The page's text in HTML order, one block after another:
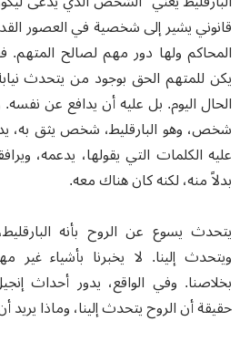
قانوني يشير إلى شخصية في العصور
المحاكم ولها دور مهم لصالح المتهم.
يكن للمتهم الحق بوجود من يتحدث
الحال اليوم. بل عليه أن يدافع عن
شخص، وهو البارقليط، شخص يثق به،
عليه الكلمات التي يقولها، يدعمه،
بدلاً منه، لكنه كان هناك معه.
يتحدث يسوع عن الروح بأنه
ويتحدث إلينا. لا يخبرنا بأشياء
بخلاصنا. وفي الواقع، يدور أحداث
حقيقة أن الروح يتحدث إلينا، وماذا يريد